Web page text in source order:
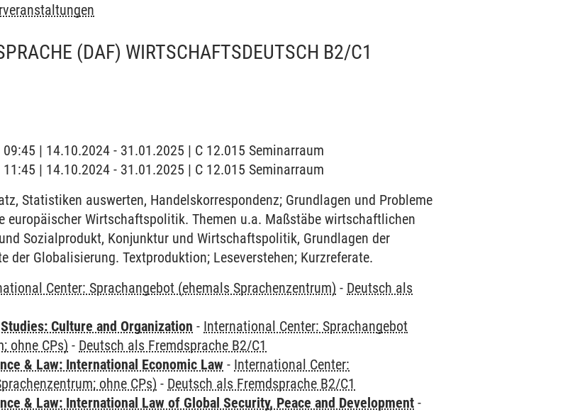
(DAF) WIRTSCHAFTSDEUTSCH B2/C1
| 14.10.2024 - 31.01.2025 | C 12.015 Seminarraum
| 14.10.2024 - 31.01.2025 | C 12.015 Seminarraum
Statistiken auswerten, Handelskorrespondenz; Grundlagen und Probleme
europäischer Wirtschaftspolitik. Themen u.a. Maßstäbe wirtschaftlichen
Sozialprodukt, Konjunktur und Wirtschaftspolitik, Grundlagen der
der Globalisierung. Textproduktion; Leseverstehen; Kurzreferate.
Center: Sprachangebot (ehemals Sprachenzentrum) - Deutsch als
Culture and Organization - International Center: Sprachangebot
ohne CPs) - Deutsch als Fremdsprache B2/C1
& Law: International Economic Law - International Center:
ohne CPs) - Deutsch als Fremdsprache B2/C1
& Law: International Law of Global Security, Peace and Development -